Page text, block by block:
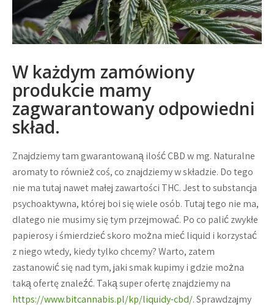
W każdym zamówiony
produkcie mamy
zagwarantowany odpowiedni
skład.
Znajdziemy tam gwarantowaną ilość CBD w mg. Naturalne
aromaty to również coś, co znajdziemy w składzie. Do tego
nie ma tutaj nawet małej zawartości THC. Jest to substancja
psychoaktywna, której boi się wiele osób. Tutaj tego nie ma,
dlatego nie musimy się tym przejmować. Po co palić zwykłe
papierosy i śmierdzieć skoro można mieć liquid i korzystać
z niego wtedy, kiedy tylko chcemy? Warto, zatem
zastanowić się nad tym, jaki smak kupimy i gdzie można
taką ofertę znaleźć. Taką super ofertę znajdziemy na
https://www.bitcannabis.pl/kp/liquidy-cbd/. Sprawdzajmy